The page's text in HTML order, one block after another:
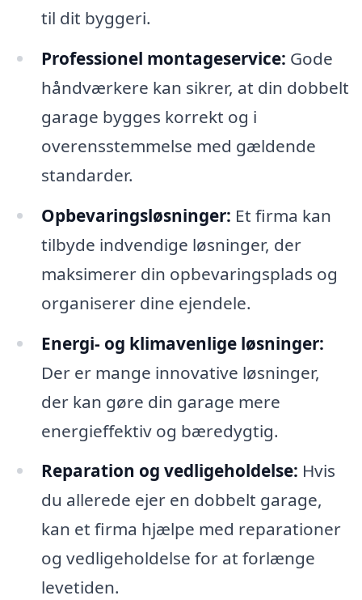
til dit byggeri.
Professionel montageservice: Gode
håndværkere kan sikrer, at din dobbelt
garage bygges korrekt og i
overensstemmelse med gældende
standarder.
Opbevaringsløsninger: Et firma kan
tilbyde indvendige løsninger, der
maksimerer din opbevaringsplads og
organiserer dine ejendele.
Energi- og klimavenlige løsninger:
Der er mange innovative løsninger,
der kan gøre din garage mere
energieffektiv og bæredygtig.
Reparation og vedligeholdelse: Hvis
du allerede ejer en dobbelt garage,
kan et firma hjælpe med reparationer
og vedligeholdelse for at forlænge
levetiden.